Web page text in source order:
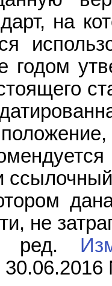
на
годом
не
ред.
30.06.2016